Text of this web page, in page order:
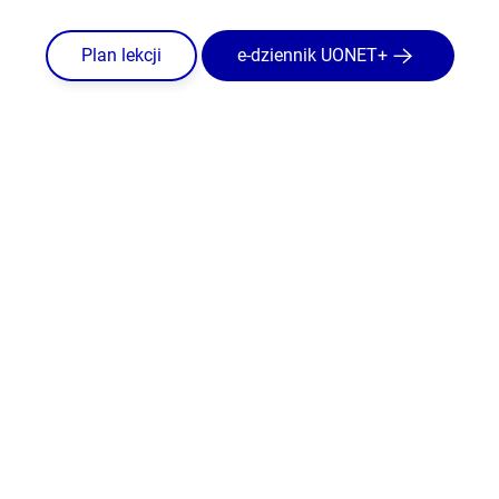
Plan lekcji e-dziennik UONET+